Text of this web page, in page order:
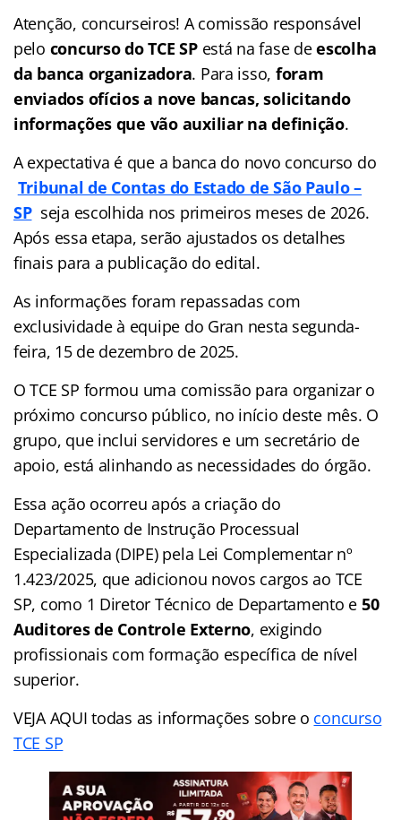
Atenção, concurseiros! A comissão responsável
pelo concurso do TCE SP está na fase deescolha
da banca organizadora. Para isso, foram
enviados ofícios a nove bancas, solicitando
informações que vão auxiliar na definição.
A expectativa é que a banca do novo concurso do
Tribunal de Contas do Estado de São Paulo –
SPseja escolhida nos primeiros meses de 2026.
Após essa etapa, serão ajustados os detalhes
finais para a publicação do edital.
As informações foram repassadas com
exclusividade à equipe do Gran nesta segunda-
feira, 15 de dezembro de 2025.
O TCE SP formou uma comissão para organizar o
próximo concurso público, no início deste mês. O
grupo, que inclui servidores e um secretário de
apoio, está alinhando as necessidades do órgão.
Essa ação ocorreu após a criação do
Departamento de Instrução Processual
Especializada (DIPE) pela Lei Complementar nº
1.423/2025, que adicionou novos cargos ao TCE
SP, como 1 Diretor Técnico de Departamento e 50
Auditores de Controle Externo, exigindo
profissionais com formação específica de nível
superior.
VEJA AQUI todas as informações sobre o concurso
TCE SP